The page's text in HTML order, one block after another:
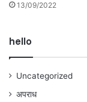
13/09/2022
hello
Uncategorized
अपराध